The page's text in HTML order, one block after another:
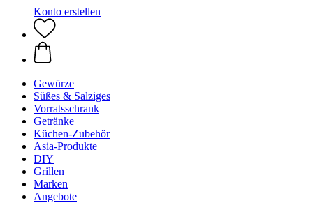
Konto erstellen
Gewürze
Süßes & Salziges
Vorratsschrank
Getränke
Küchen-Zubehör
Asia-Produkte
DIY
Grillen
Marken
Angebote